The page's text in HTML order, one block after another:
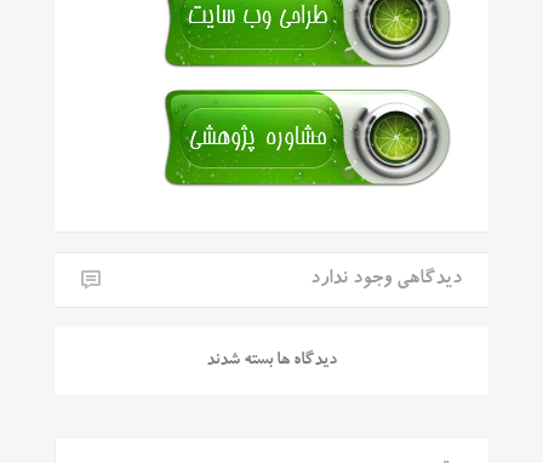
دیدگاهی وجود ندارد
دیدگاه ها بسته شدند